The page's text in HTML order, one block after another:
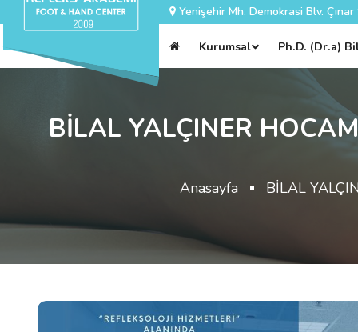
Yenişehir Mh. Demokrasi Blv.
Kurumsal Ph.D. (Dr.a)
BİLAL YALÇINER
Anasayfa BİLAL